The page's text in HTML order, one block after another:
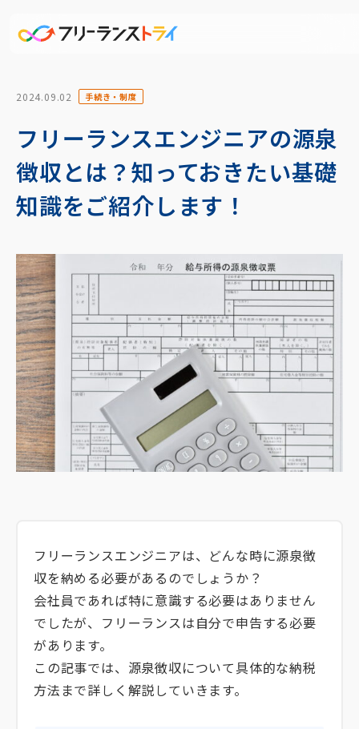
2024.09.02 手続き・制度
フリーランスエンジニアの源泉
徴収とは？知っておきたい基礎
知識をご紹介します！
フリーランスエンジニアは、どんな時に源泉徴
収を納める必要があるのでしょうか？
会社員であれば特に意識する必要はありません
でしたが、フリーランスは自分で申告する必要
があります。
この記事では、源泉徴収について具体的な納税
方法まで詳しく解説していきます。